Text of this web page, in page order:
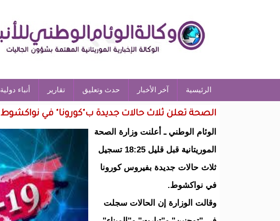
الرئيسية آخر الأخبار حدث وتعليق تقارير أنباء دولية
الصحة تعلن ثلاث حالات جديدة ب"كورونا" في نواكشوط
الوئام الوطني ـ أعلنت وزارة الصحة
الموريتانية قبل قليل 18:25 تسجيل
ثلاث حالات جديدة بفيروس كورونا
في نواكشوط.
وقالت الوزارة إن الحالات سجلت